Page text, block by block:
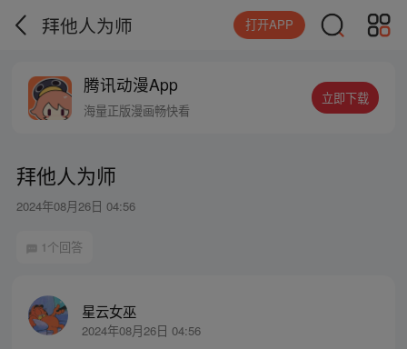
拜他人为师 打开APP
腾讯动漫App
海量正版漫画畅快看
立即下载
拜他人为师
2024年08月26日 04:56
1个回答
星云女巫
2024年08月26日 04:56